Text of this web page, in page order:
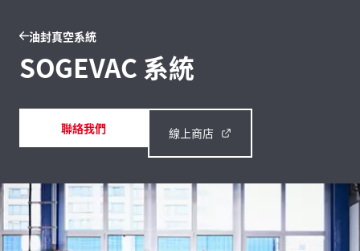
油封真空系統
SOGEVAC 系統
聯絡我們 線上商店